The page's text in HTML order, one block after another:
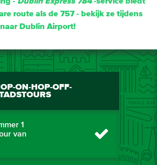
route als de 757 - bekijk ze tijdens
Dublin Airport!
ON-HOP-OFF-
1
van